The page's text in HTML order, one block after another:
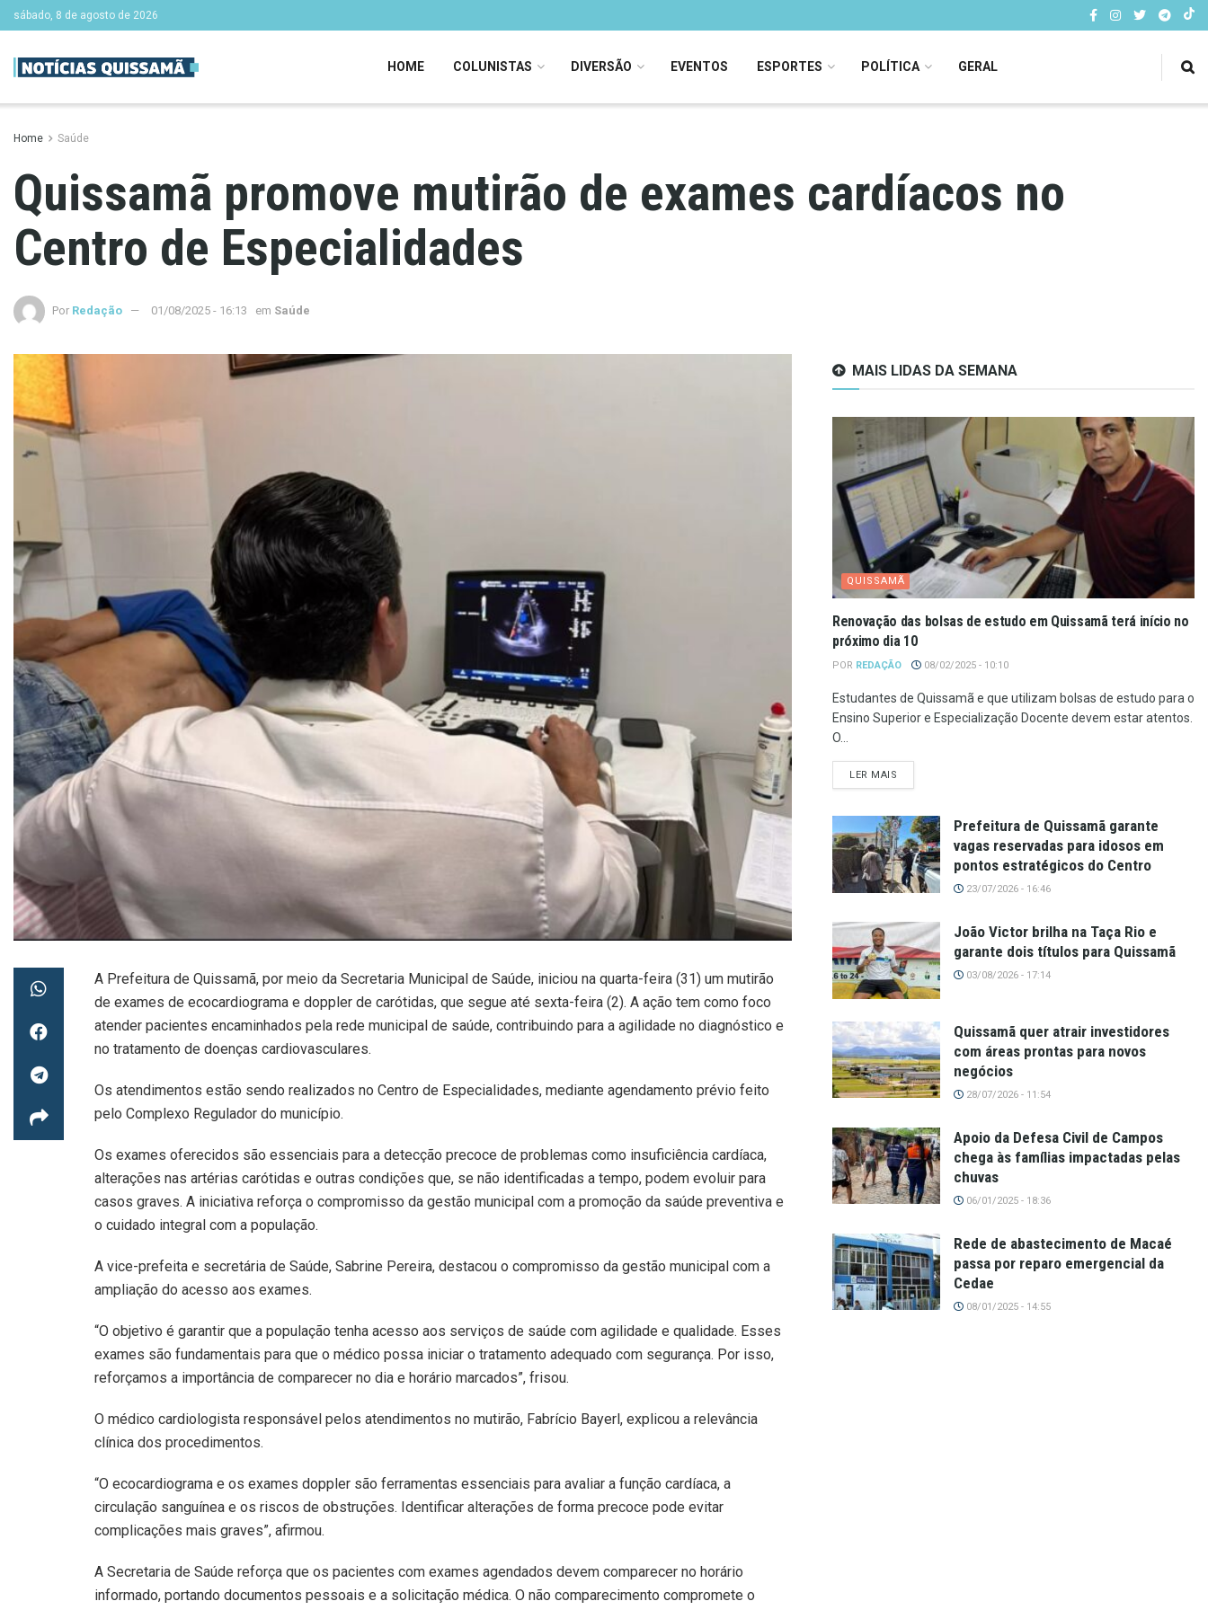
sábado, 8 de agosto de 2026
HOME COLUNISTAS DIVERSÃO EVENTOS ESPORTES POLÍTICA GERAL
Home Saúde
Quissamã promove mutirão de exames cardíacos no
Centro de Especialidades
Por Redação 01/08/2025 - 16:13 em Saúde
A Prefeitura de Quissamã, por meio da Secretaria Municipal de Saúde, iniciou na quarta-feira (31) um mutirão
de exames de ecocardiograma e doppler de carótidas, que segue até sexta-feira (2). A ação tem como foco
atender pacientes encaminhados pela rede municipal de saúde, contribuindo para a agilidade no diagnóstico e
no tratamento de doenças cardiovasculares.
Os atendimentos estão sendo realizados no Centro de Especialidades, mediante agendamento prévio feito
pelo Complexo Regulador do município.
Os exames oferecidos são essenciais para a detecção precoce de problemas como insuficiência cardíaca,
alterações nas artérias carótidas e outras condições que, se não identificadas a tempo, podem evoluir para
casos graves. A iniciativa reforça o compromisso da gestão municipal com a promoção da saúde preventiva e
o cuidado integral com a população.
A vice-prefeita e secretária de Saúde, Sabrine Pereira, destacou o compromisso da gestão municipal com a
ampliação do acesso aos exames.
“O objetivo é garantir que a população tenha acesso aos serviços de saúde com agilidade e qualidade. Esses
exames são fundamentais para que o médico possa iniciar o tratamento adequado com segurança. Por isso,
reforçamos a importância de comparecer no dia e horário marcados”, frisou.
O médico cardiologista responsável pelos atendimentos no mutirão, Fabrício Bayerl, explicou a relevância
clínica dos procedimentos.
“O ecocardiograma e os exames doppler são ferramentas essenciais para avaliar a função cardíaca, a
circulação sanguínea e os riscos de obstruções. Identificar alterações de forma precoce pode evitar
complicações mais graves”, afirmou.
A Secretaria de Saúde reforça que os pacientes com exames agendados devem comparecer no horário
informado, portando documentos pessoais e a solicitação médica. O não comparecimento compromete o
MAIS LIDAS DA SEMANA
QUISSAMÃ
Renovação das bolsas de estudo em Quissamã terá início no
próximo dia 10
POR REDAÇÃO 08/02/2025 - 10:10
Estudantes de Quissamã e que utilizam bolsas de estudo para o
Ensino Superior e Especialização Docente devem estar atentos.
O...
LER MAIS
Prefeitura de Quissamã garante
vagas reservadas para idosos em
pontos estratégicos do Centro
23/07/2026 - 16:46
João Victor brilha na Taça Rio e
garante dois títulos para Quissamã
03/08/2026 - 17:14
Quissamã quer atrair investidores
com áreas prontas para novos
negócios
28/07/2026 - 11:54
Apoio da Defesa Civil de Campos
chega às famílias impactadas pelas
chuvas
06/01/2025 - 18:36
Rede de abastecimento de Macaé
passa por reparo emergencial da
Cedae
08/01/2025 - 14:55